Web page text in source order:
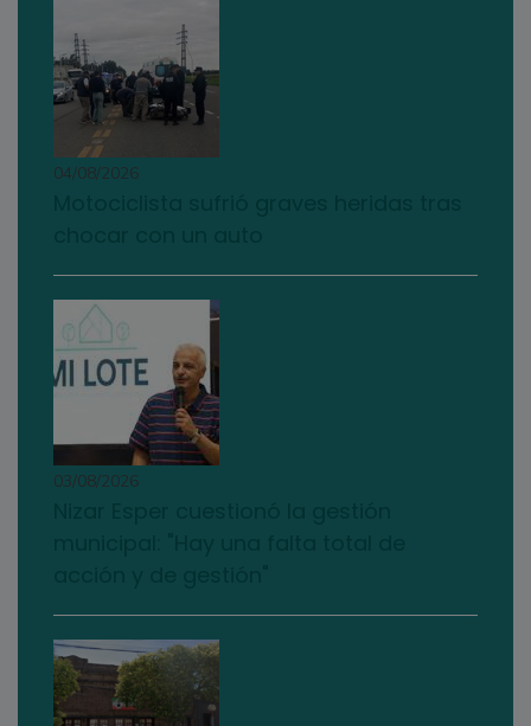
04/08/2026
03/08/2026